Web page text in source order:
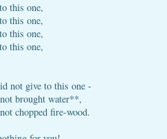
this one,
this one,
this one,
this one,
not give to this one -
brought water**,
chopped fire-wood.